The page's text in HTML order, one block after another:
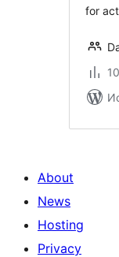
for
About
News
Hosting
Privacy